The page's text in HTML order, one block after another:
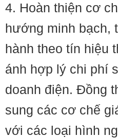
4. Hoàn thiện cơ
hướng minh bạch,
hành theo tín hiệu
ánh hợp lý chi phí
doanh điện. Đồng
sung các cơ chế
với các loại hình